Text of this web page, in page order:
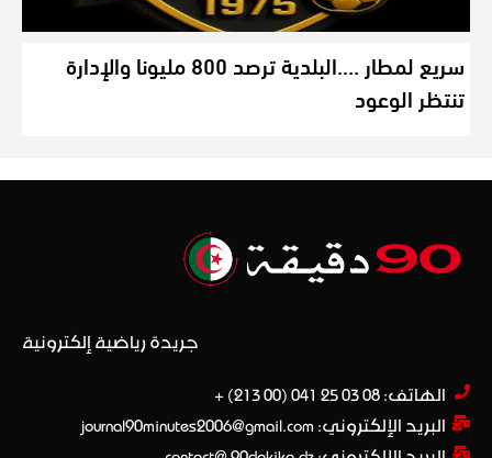
سريع لمطار ….البلدية ترصد 800 مليونا والإدارة
تنتظر الوعود
جريدة رياضية إلكترونية
الهاتف: 08 03 25 041 (00 213) +​
البريد الإلكتروني: journal90minutes2006@gmail.com